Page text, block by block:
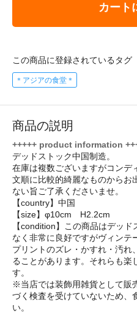
カート
この商品に登録されているタグ
＊アジアの食堂＊
商品の説明
+++++ product information
デッドストック中国制造。
在庫は複数ございますがコンデ
文順に比較的綺麗なものからお
ない旨ご了承くださいませ。
【country】中国
【size】φ10cm H2.2cm
【condition】この商品はデッ
なく非常に良好ですがヴィンテ
プリントのズレ・かすれ・汚れ
ることがあります。それらも楽
す。
※当店では装飾用雑貨として販
づく検査を受けていないため、
い。